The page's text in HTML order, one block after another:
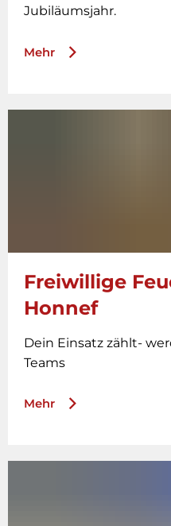
Jubiläumsjahr.
Mehr
Freiwillige
Honnef
Dein Einsatz zählt-
Teams
Mehr